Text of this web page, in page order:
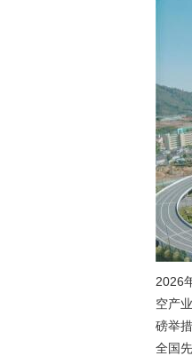
2026
空产
磅举
全国